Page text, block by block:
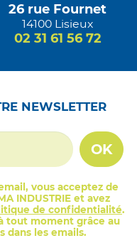
26 rue Fournet
14100 Lisieux
02 31 61 56 72
NEWSLETTER
OK
vous acceptez de
INDUSTRIE et avez
de confidentialité.
tout moment grâce au
dans les emails.